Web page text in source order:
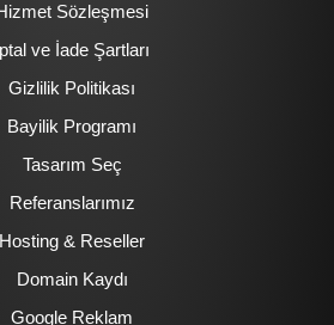
Sözleşmesi
ve İade Şartları
Gizlilik Politikası
Bayilik Programı
Tasarım Seç
Referanslarımız
Hosting & Reseller
Domain Kaydı
Google Reklam